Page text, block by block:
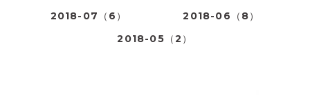
2018-07（6）
2018-06（8）
2018-05（2）